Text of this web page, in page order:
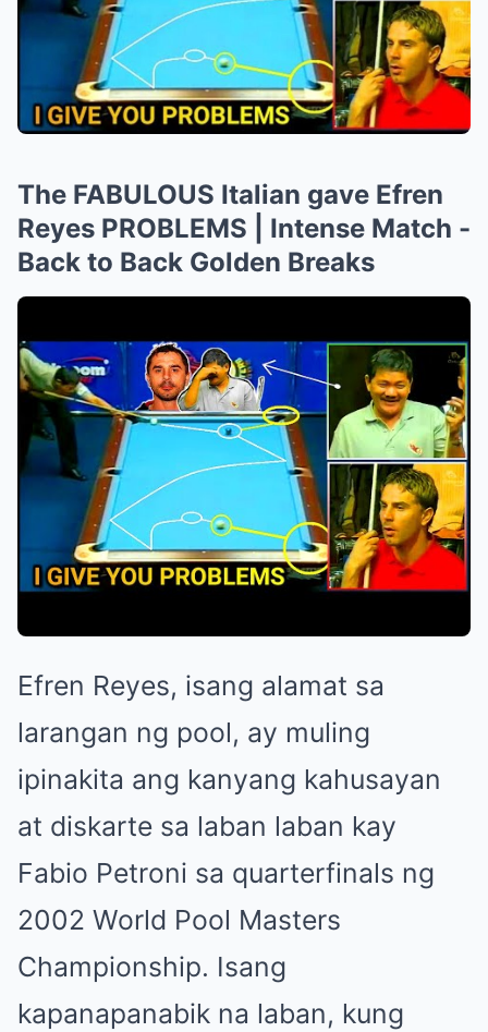
The FABULOUS Italian gave Efren
Reyes PROBLEMS | Intense Match -
Back to Back Golden Breaks
Efren Reyes, isang alamat sa
larangan ng pool, ay muling
ipinakita ang kanyang kahusayan
at diskarte sa laban laban kay
Fabio Petroni sa quarterfinals ng
2002 World Pool Masters
Championship. Isang
kapanapanabik na laban, kung